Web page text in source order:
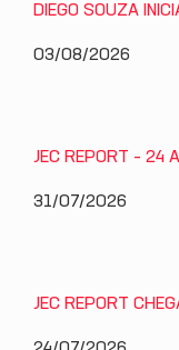
DIEGO SOUZA
03/08/2026
JEC REPORT – 24
31/07/2026
JEC REPORT